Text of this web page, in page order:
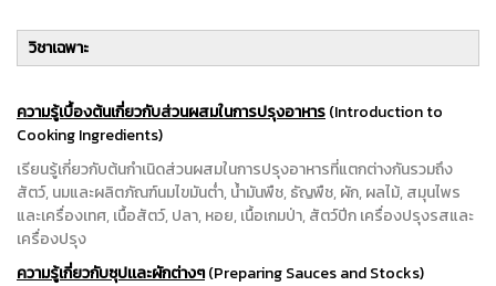
วิชาเฉพาะ
ความรู้เบื้องต้นเกี่ยวกับส่วนผสมในการปรุงอาหาร(Introduction to
Cooking Ingredients)
เรียนรู้เกี่ยวกับต้นกำเนิดส่วนผสมในการปรุงอาหารที่แตกต่างกันรวมถึง
สัตว์, นมและผลิตภัณฑ์นมไขมันต่ำ, น้ำมันพืช, ธัญพืช, ผัก, ผลไม้, สมุนไพร
และเครื่องเทศ, เนื้อสัตว์, ปลา, หอย, เนื้อเกมป่า, สัตว์ปีก เครื่องปรุงรสและ
เครื่องปรุง
ความรู้เกี่ยวกับซุปเเละผักต่างๆ(Preparing Sauces and Stocks)